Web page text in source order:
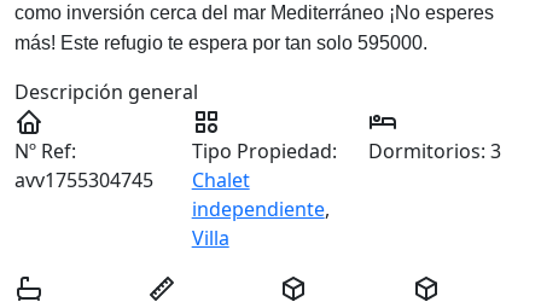
como inversión cerca del mar Mediterráneo ¡No esperes
más! Este refugio te espera por tan solo 595000.
Descripción general
Nº Ref:
avv1755304745
Tipo Propiedad:
Chalet
independiente,
Villa
Dormitorios: 3